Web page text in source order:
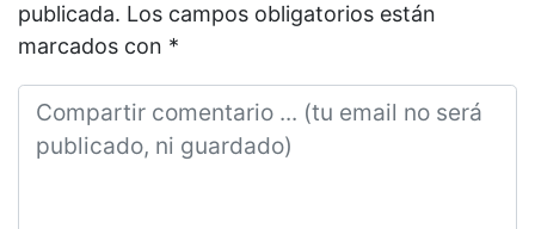
publicada. Los campos obligatorios están
marcados con *